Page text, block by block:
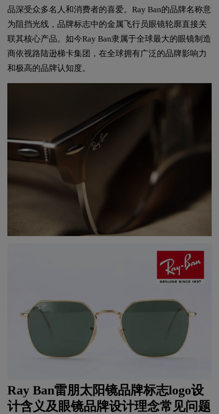
品深受众多名人和消费者的喜爱。Ray Ban的品牌名称意
为阻挡光线，品牌标志中的金属飞行员眼镜轮廓直接关
联其核心产品。如今Ray Ban隶属于全球最大的眼镜制造
商依视路陆逊梯卡集团，在全球拥有广泛的品牌影响力
和极高的品牌认知度。
Ray Ban雷朋太阳镜品牌标志logo设
计含义及眼镜品牌设计理念常见问题